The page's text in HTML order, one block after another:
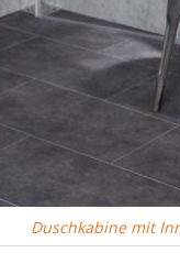
Duschkabine mit